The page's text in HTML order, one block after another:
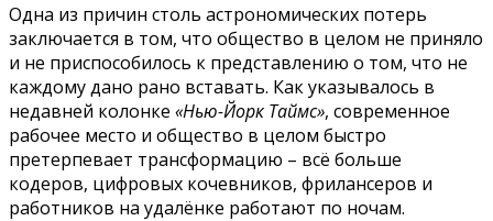
Одна из причин столь астрономических потерь
заключается в том, что общество в целом не приняло
и не приспособилось к представлению о том, что не
каждому дано рано вставать. Как указывалось в
недавней колонке «Нью-Йорк Таймс», современное
рабочее место и общество в целом быстро
претерпевает трансформацию – всё больше
кодеров, цифровых кочевников, фрилансеров и
работников на удалёнке работают по ночам.